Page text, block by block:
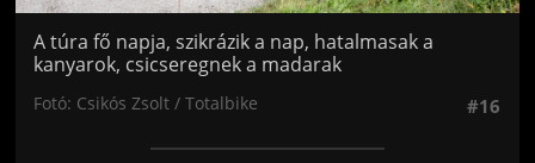
A túra fő napja, szikrázik a nap, hatalmasak a
kanyarok, csicseregnek a madarak
Fotó: Csikós Zsolt / Totalbike #16